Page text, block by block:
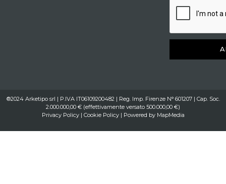
®2024 Arketipo srl | P.IVA IT06109200482 | Reg. Imp. Firenze N° 601207 | Cap. Soc.
2.000.000,00 € (effettivamente versato 500.000,00 €)
Privacy Policy| Cookie Policy| Powered by MapMedia